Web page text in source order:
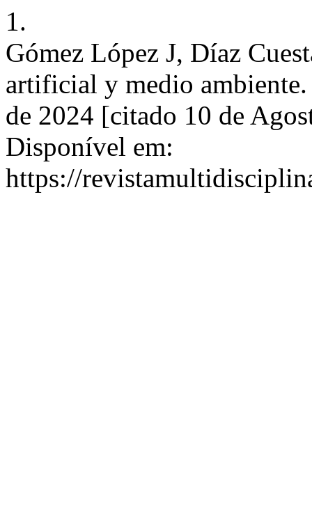
1.
Gómez López J, Díaz
artificial y medio
de 2024 [citado 10 de
Disponível em:
https://